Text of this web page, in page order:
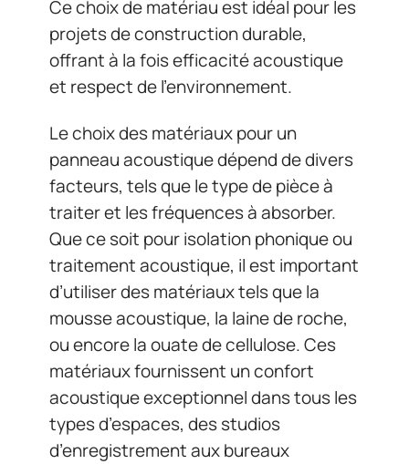
Ce choix de matériau est idéal pour les
projets de construction durable,
offrant à la fois efficacité acoustique
et respect de l’environnement.
Le choix des matériaux pour un
panneau acoustique dépend de divers
facteurs, tels que le type de pièce à
traiter et les fréquences à absorber.
Que ce soit pour isolation phonique ou
traitement acoustique, il est important
d’utiliser des matériaux tels que la
mousse acoustique, la laine de roche,
ou encore la ouate de cellulose. Ces
matériaux fournissent un confort
acoustique exceptionnel dans tous les
types d’espaces, des studios
d’enregistrement aux bureaux